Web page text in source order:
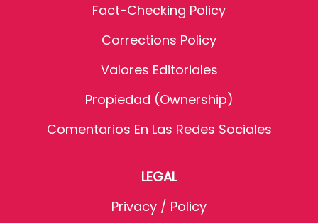
Fact-Checking Policy
Corrections Policy
Valores Editoriales
Propiedad (Ownership)
Comentarios En Las Redes Sociales
LEGAL
Privacy / Policy